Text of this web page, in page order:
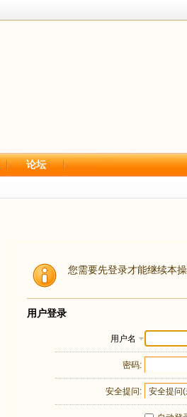
论坛
您需要先登录才能继续本
用户登录
用户名
密码:
安全提问: